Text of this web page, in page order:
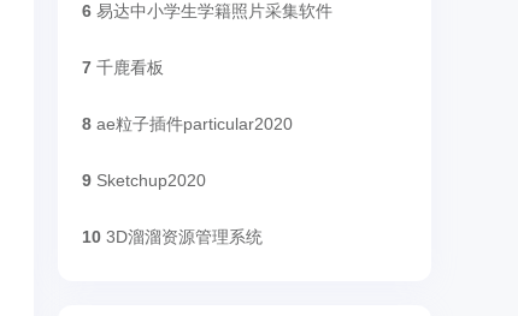
6 易达中小学生学籍照片采集软件
7 千鹿看板
8 ae粒子插件particular2020
9 Sketchup2020
10 3D溜溜资源管理系统